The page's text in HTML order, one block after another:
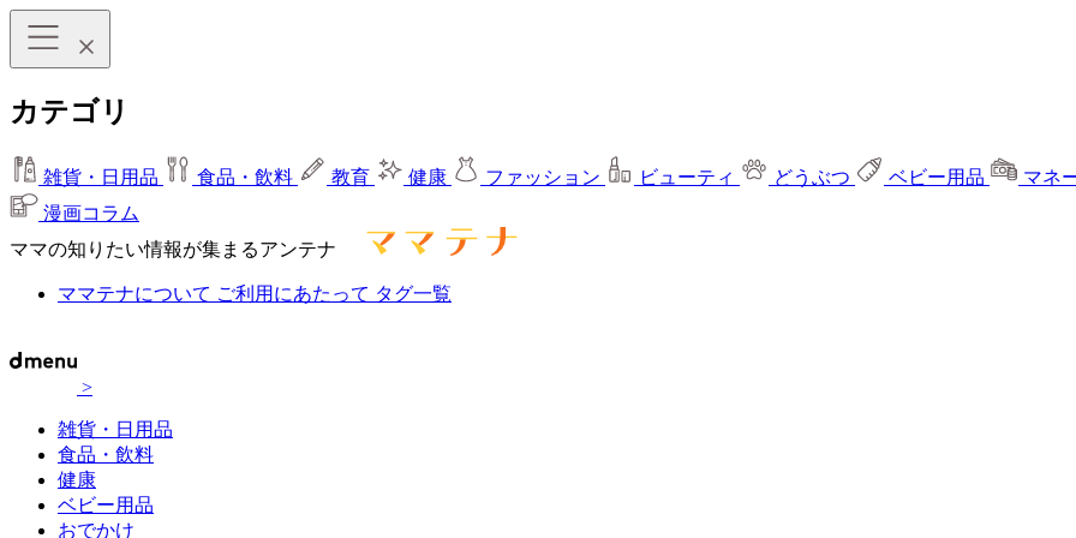
カテゴリ
雑貨・日用品 食品・飲料 教育 健康 ファッション ビューティ どうぶつ ベビー用品
マネ
漫画コラム
ママの知りたい情報が集まるアンテナ
ママテナについて ご利用にあたって タグ一覧
>
雑貨・日用品
食品・飲料
健康
ベビー用品
おでかけ